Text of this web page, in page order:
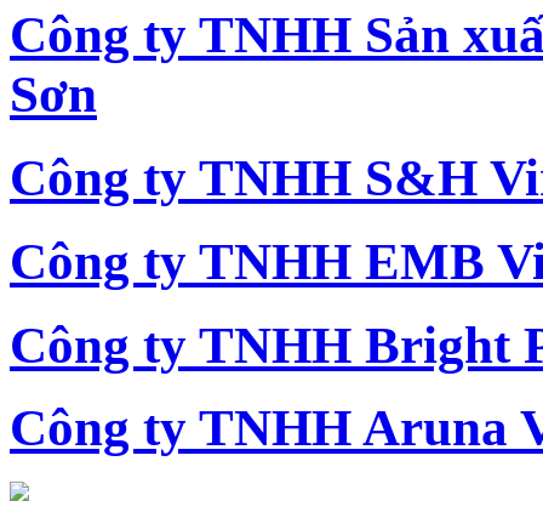
Công ty TNHH Sản
Sơn
Công ty TNHH S&H
Công ty TNHH EMB
Công ty TNHH Bright
Công ty TNHH Aruna